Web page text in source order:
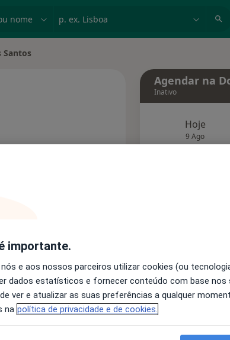
Santos
atendimento
Opiniões
Agendar na
Inativo
Hoje
9 Ago
importante.
e aos nossos parceiros utilizar cookies (ou
dados estatísticos e fornecer conteúdo com base nos
ver e atualizar as suas preferências a qualquer
na política de privacidade e de cookies.